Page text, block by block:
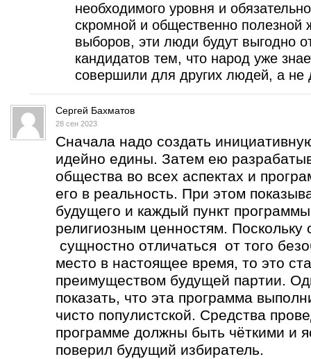
необходимого уровня и
скромной и общественно полезной
выборов, эти люди будут выгодно
кандидатов тем, что народ уже
совершили для других людей, а не
Сергей Бахматов
28 сен 2023
Сначала надо создать
идейно едины. Затем ею
общества во всех аспектах и
его в реальность. При этом
будущего и каждый пункт
религиозным ценностям. Поскольку
сущностно отличаться от того
место в настоящее время, то это
преимуществом будущей партии.
показать, что эта программа
чисто популистской. Средства
программе должны быть чёткими и
поверил будущий избиратель.